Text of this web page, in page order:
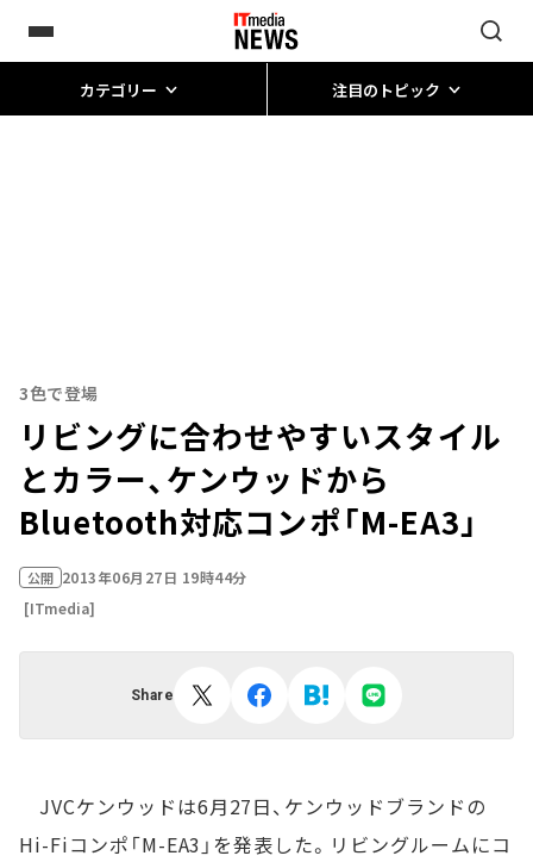
カテゴリー 注目のトピック
3色で登場
リビングに合わせやすいスタイル
とカラー、ケンウッドから
Bluetooth対応コンポ「M-EA3」
公開 2013年06月27日 19時44分
[ITmedia]
Share
JVCケンウッドは6月27日、ケンウッドブランドの
Hi-Fiコンポ「M-EA3」を発表した。リビングルームにコ